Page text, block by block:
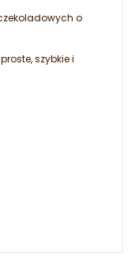
o
szybkie i